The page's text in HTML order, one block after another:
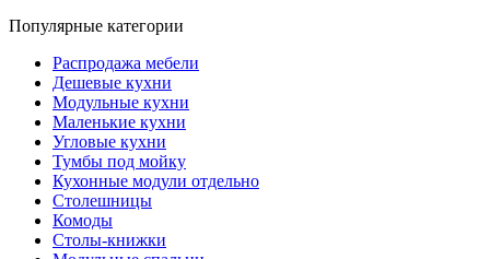
Популярные категории
Распродажа мебели
Дешевые кухни
Модульные кухни
Маленькие кухни
Угловые кухни
Тумбы под мойку
Кухонные модули отдельно
Столешницы
Комоды
Столы-книжки